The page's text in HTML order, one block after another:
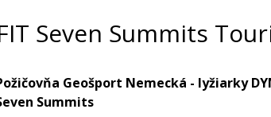
Seven Summits
Geošport Nemecká - lyžiarky
Summits